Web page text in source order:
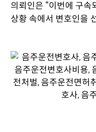
의뢰인은 “이번에 구속
상황 속에서 변호인을